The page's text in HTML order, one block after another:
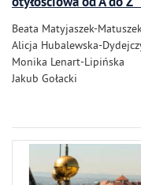
Beata Matyjaszek-
Alicja Hubalewska-
Monika Lenart-Lipińska
Jakub Gołacki